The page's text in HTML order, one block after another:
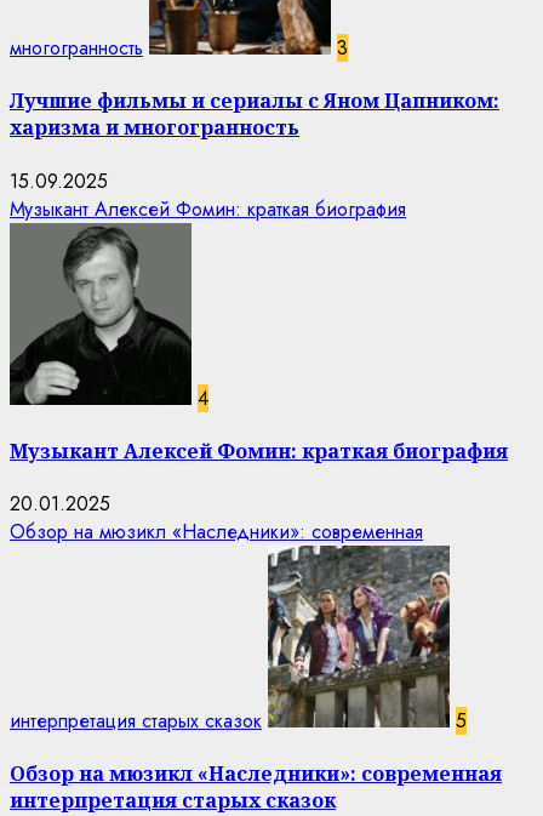
многогранность 3
Лучшие фильмы и сериалы с Яном Цапником:
харизма и многогранность
15.09.2025
Музыкант Алексей Фомин: краткая биография
4
Музыкант Алексей Фомин: краткая биография
20.01.2025
Обзор на мюзикл «Наследники»: современная
интерпретация старых сказок 5
Обзор на мюзикл «Наследники»: современная
интерпретация старых сказок